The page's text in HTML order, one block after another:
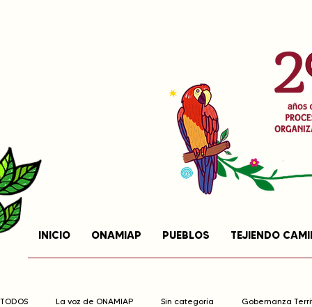
INICIO ONAMIAP PUEBLOS TEJIENDO
TODOS La voz de ONAMIAP Sin categoría Gobernanza